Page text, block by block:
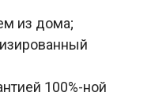
из дома;
100%-ной